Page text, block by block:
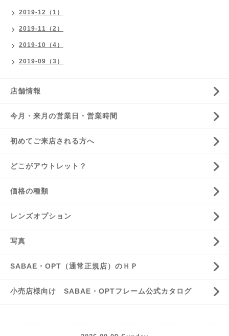
2019-12（1）
2019-11（2）
2019-10（4）
2019-09（3）
店舗情報
今月・来月の営業日・営業時間
初めてご来店される方へ
どこがアウトレット？
価格の種類
レンズオプション
写真
SABAE・OPT（通常正規店）のＨＰ
小売店様向け SABAE・OPTフレーム公式カタログ